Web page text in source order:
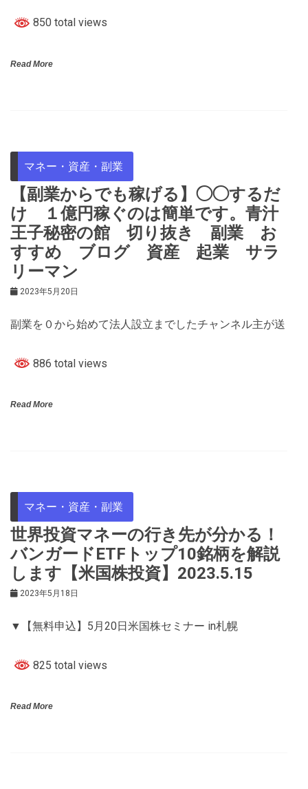
850 total views
Read More
マネー・資産・副業
【副業からでも稼げる】◯◯するだ
け １億円稼ぐのは簡単です。青汁
王子秘密の館 切り抜き 副業 お
すすめ ブログ 資産 起業 サラ
リーマン
2023年5月20日
副業を０から始めて法人設立までしたチャンネル主が送
886 total views
Read More
マネー・資産・副業
世界投資マネーの行き先が分かる！
バンガードETFトップ10銘柄を解説
します【米国株投資】2023.5.15
2023年5月18日
▼【無料申込】5月20日米国株セミナー in札幌
825 total views
Read More